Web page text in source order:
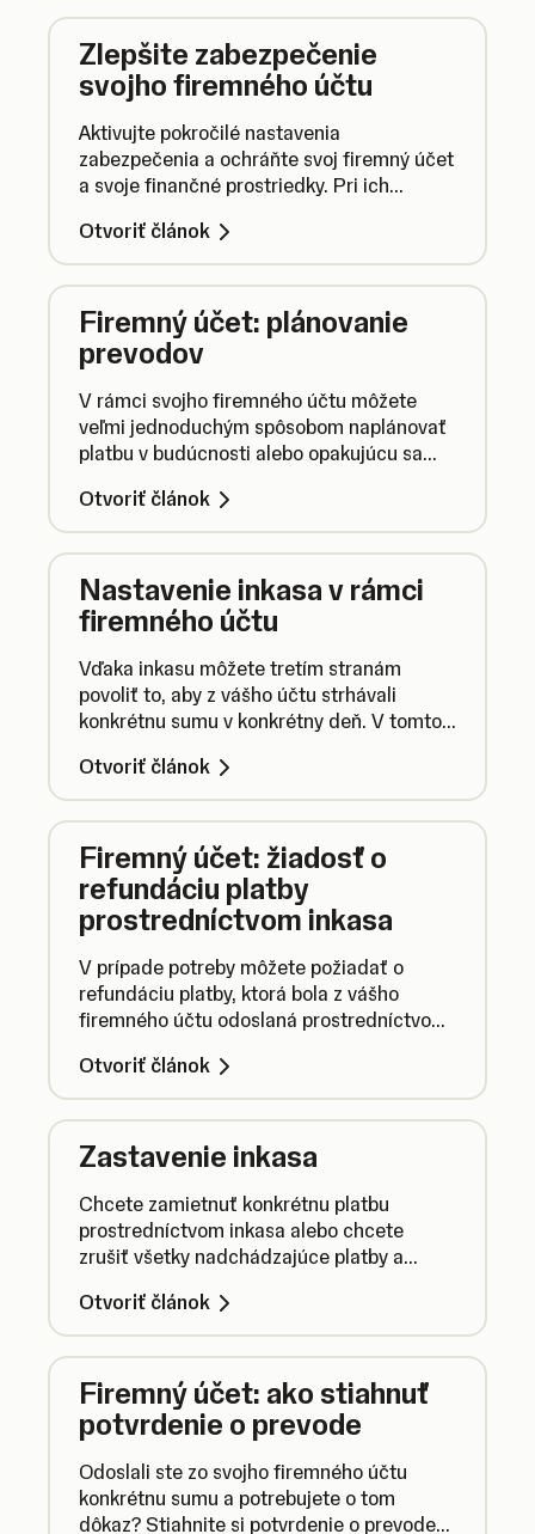
Zlepšite zabezpečenie
svojho firemného účtu
Aktivujte pokročilé nastavenia
zabezpečenia a ochráňte svoj firemný účet
a svoje finančné prostriedky. Pri ich
Otvoriť článok
Firemný účet: plánovanie
prevodov
V rámci svojho firemného účtu môžete
veľmi jednoduchým spôsobom naplánovať
platbu v budúcnosti alebo opakujúcu sa
Otvoriť článok
Nastavenie inkasa v rámci
firemného účtu
Vďaka inkasu môžete tretím stranám
povoliť to, aby z vášho účtu strhávali
konkrétnu sumu v konkrétny deň. V tomto
nastaviť inkaso v prípade svojho firemného
účtu od SumUp.
Otvoriť článok
Firemný účet: žiadosť o
refundáciu platby
prostredníctvom inkasa
V prípade potreby môžete požiadať o
refundáciu platby, ktorá bola z vášho
firemného účtu odoslaná prostredníctvom
postupovať podľa inštrukcií nižšie.
Otvoriť článok
Zastavenie inkasa
Chcete zamietnuť konkrétnu platbu
prostredníctvom inkasa alebo chcete
zrušiť všetky nadchádzajúce platby a
článok a zistite, ako postupovať.
Otvoriť článok
Firemný účet: ako stiahnuť
potvrdenie o prevode
Odoslali ste zo svojho firemného účtu
konkrétnu sumu a potrebujete o tom
dôkaz? Stiahnite si potvrdenie o prevode